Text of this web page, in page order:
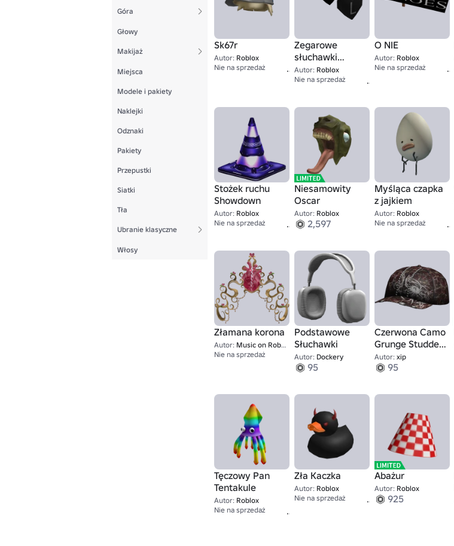
Góra
Głowy
Makijaż
Miejsca
Modele i pakiety
Naklejki
Odznaki
Pakiety
Przepustki
Siatki
Tła
Ubranie klasyczne
Włosy
Sk67r
Autor: Roblox
Nie na sprzedaż
67
Zegarowe
słuchawki
serdeczne
Autor: Roblox
Nie na sprzedaż
O NIE
Autor: Roblox
Nie na sprzedaż
Stożek ruchu
Showdown
Autor: Roblox
Nie na sprzedaż
100K+
Niesamowity
Oscar
Autor: Roblox
2,597
Myśląca czapka
z jajkiem
Autor: Roblox
Nie na sprzedaż
Złamana korona
Autor: Music on Roblox
Nie na sprzedaż
Podstawowe
Słuchawki
Autor: Dockery
95
Czerwona Camo
Grunge Studded
Czapka
Autor: xip
95
Tęczowy Pan
Tentakule
Autor: Roblox
Nie na sprzedaż
Zła Kaczka
Autor: Roblox
Nie na sprzedaż
1,337
Abażur
Autor: Roblox
925